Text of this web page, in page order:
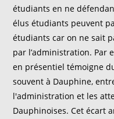
étudiants en ne
élus étudiants peuvent
étudiants car on ne sait
par l’administration. Par
en présentiel témoigne
souvent à Dauphine,
l'administration et les
Dauphinoises. Cet écart